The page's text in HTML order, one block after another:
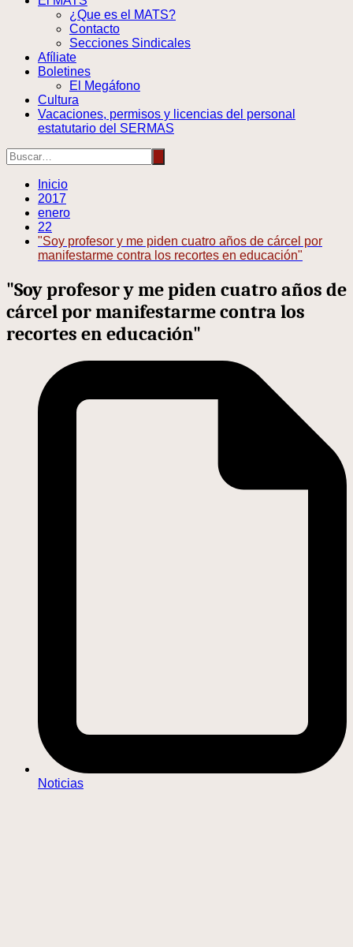
¿Que es el MATS?
Contacto
Secciones Sindicales
Afíliate
Boletines
El Megáfono
Cultura
Vacaciones, permisos y licencias del personal
estatutario del SERMAS
Inicio
2017
enero
22
"Soy profesor y me piden cuatro años de cárcel por
manifestarme contra los recortes en educación"
"Soy profesor y me piden cuatro años de
cárcel por manifestarme contra los
recortes en educación"
Noticias